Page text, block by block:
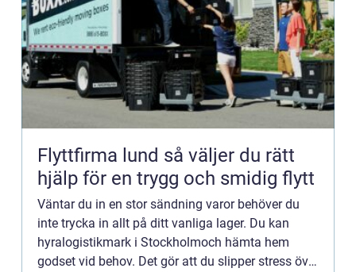
Flyttfirma lund så väljer du rätt
hjälp för en trygg och smidig flytt
Väntar du in en stor sändning varor behöver du
inte trycka in allt på ditt vanliga lager. Du kan
hyralogistikmark i Stockholmoch hämta hem
godset vid behov. Det gör att du slipper stress över